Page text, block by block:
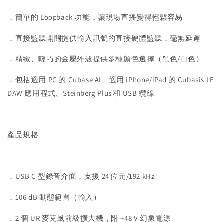
．簡單的 Loopback 功能，讓現場直播變得輕鬆容易
．直接監聽開關提供輸入訊號的直接硬體監聽，毫無延遲
．精緻、輕巧的金屬外殼提供多種顏色選擇（黑色/白色）
．包括適用 PC 的 Cubase AI、適用 iPhone/iPad 的 Cubasis LE
DAW 應用程式、Steinberg Plus 和 USB 纜線
產品規格
．USB C 型錄音介面，支援 24 位元/192 kHz
．106 dB 動態範圍（輸入）
．2 個 UR 麥克風前級擴大機，附 +48 V 幻象電源